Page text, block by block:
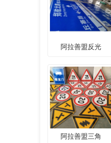
阿拉善盟反光
阿拉善盟三角